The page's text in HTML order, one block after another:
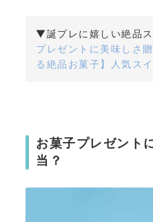
▼誕プレに嬉しい絶品
プレゼントに美味しさ
る絶品お菓子】人気ス
お菓子プレゼント
当？